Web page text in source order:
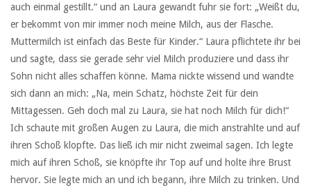
auch einmal gestillt.“ und an Laura gewandt fuhr sie fort: „Weißt du,
er bekommt von mir immer noch meine Milch, aus der Flasche.
Muttermilch ist einfach das Beste für Kinder.“ Laura pflichtete ihr bei
und sagte, dass sie gerade sehr viel Milch produziere und dass ihr
Sohn nicht alles schaffen könne. Mama nickte wissend und wandte
sich dann an mich: „Na, mein Schatz, höchste Zeit für dein
Mittagessen. Geh doch mal zu Laura, sie hat noch Milch für dich!“
Ich schaute mit großen Augen zu Laura, die mich anstrahlte und auf
ihren Schoß klopfte. Das ließ ich mir nicht zweimal sagen. Ich legte
mich auf ihren Schoß, sie knöpfte ihr Top auf und holte ihre Brust
hervor. Sie legte mich an und ich begann, ihre Milch zu trinken. Und